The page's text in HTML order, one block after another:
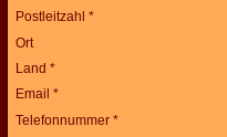
Postleitzahl *
Ort
Land *
Email *
Telefonnummer *